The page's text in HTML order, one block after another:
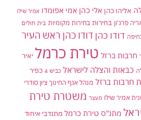
אליהו כהן אלי כהן אמי אפומדו אמיר שילו
פרג'ון בחירות בחירות מקומיות בית חולים
דודו כהן דודו כהן ראש העיר
חרבות ברזל טירת כרמל יאיר
כבאות והצלה לישראל כביש 4
כפיר
חרבות ברזל מנהל אגף החינוך ציון סודרי
אמיר שילו מעצר משטרת טירת
מתנ"ס טירת כרמל מתנדבי איחוד